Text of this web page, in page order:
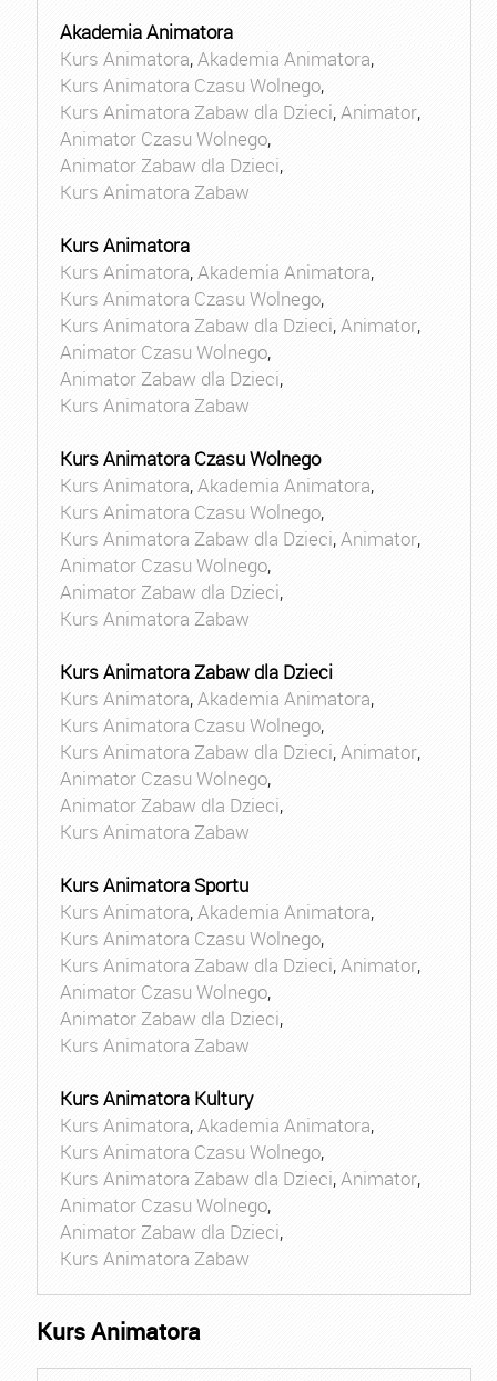
Akademia Animatora
Kurs Animatora,Akademia Animatora,
Kurs Animatora Czasu Wolnego,
Kurs Animatora Zabaw dla Dzieci,Animator,
Animator Czasu Wolnego,
Animator Zabaw dla Dzieci,
Kurs Animatora Zabaw
Kurs Animatora
Kurs Animatora,Akademia Animatora,
Kurs Animatora Czasu Wolnego,
Kurs Animatora Zabaw dla Dzieci,Animator,
Animator Czasu Wolnego,
Animator Zabaw dla Dzieci,
Kurs Animatora Zabaw
Kurs Animatora Czasu Wolnego
Kurs Animatora,Akademia Animatora,
Kurs Animatora Czasu Wolnego,
Kurs Animatora Zabaw dla Dzieci,Animator,
Animator Czasu Wolnego,
Animator Zabaw dla Dzieci,
Kurs Animatora Zabaw
Kurs Animatora Zabaw dla Dzieci
Kurs Animatora,Akademia Animatora,
Kurs Animatora Czasu Wolnego,
Kurs Animatora Zabaw dla Dzieci,Animator,
Animator Czasu Wolnego,
Animator Zabaw dla Dzieci,
Kurs Animatora Zabaw
Kurs Animatora Sportu
Kurs Animatora,Akademia Animatora,
Kurs Animatora Czasu Wolnego,
Kurs Animatora Zabaw dla Dzieci,Animator,
Animator Czasu Wolnego,
Animator Zabaw dla Dzieci,
Kurs Animatora Zabaw
Kurs Animatora Kultury
Kurs Animatora,Akademia Animatora,
Kurs Animatora Czasu Wolnego,
Kurs Animatora Zabaw dla Dzieci,Animator,
Animator Czasu Wolnego,
Animator Zabaw dla Dzieci,
Kurs Animatora Zabaw
Kurs Animatora